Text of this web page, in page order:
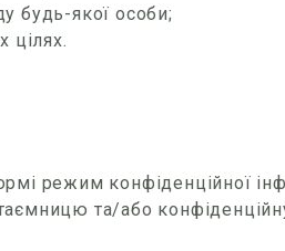
будь-якої особи;
цілях.
режим конфіденційної
та/або